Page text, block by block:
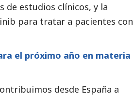
de estudios clínicos, y la
para tratar a pacientes con
el próximo año en materia
desde España a